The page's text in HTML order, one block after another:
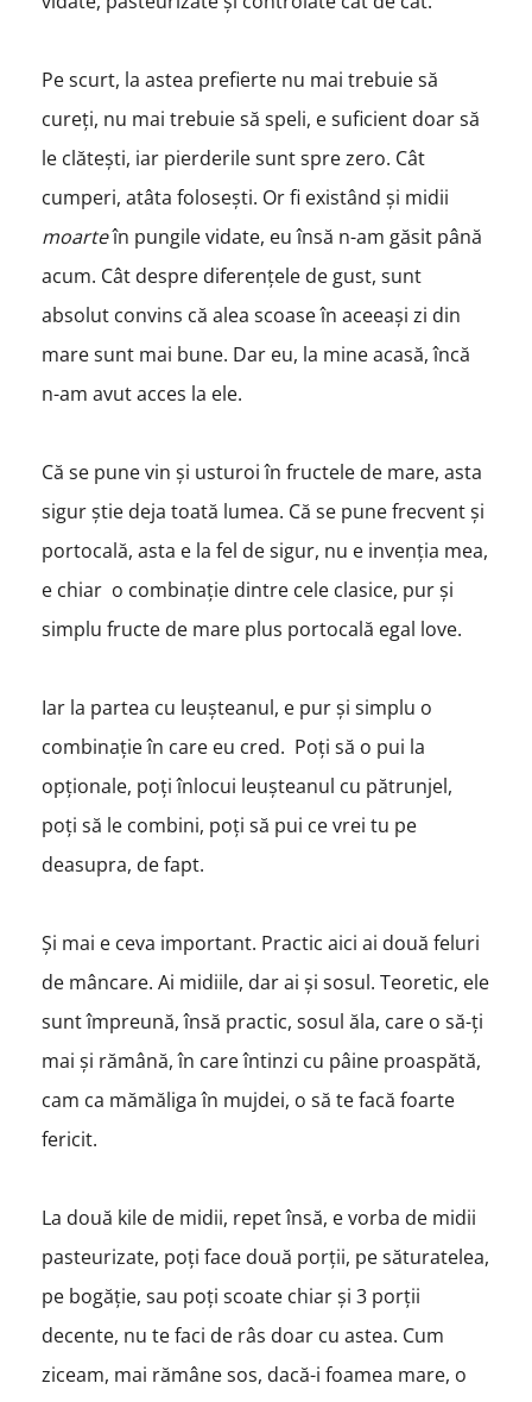
Pe scurt, la astea prefierte nu mai trebuie să
cureți, nu mai trebuie să speli, e suficient doar să
le clătești, iar pierderile sunt spre zero. Cât
cumperi, atâta folosești. Or fi existând și midii
moarteîn pungile vidate, eu însă n-am găsit până
acum. Cât despre diferențele de gust, sunt
absolut convins că alea scoase în aceeași zi din
mare sunt mai bune. Dar eu, la mine acasă, încă
n-am avut acces la ele.
Că se pune vin și usturoi în fructele de mare, asta
sigur știe deja toată lumea. Că se pune frecvent și
portocală, asta e la fel de sigur, nu e invenția mea,
e chiar o combinație dintre cele clasice, pur și
simplu fructe de mare plus portocală egal love.
Iar la partea cu leușteanul, e pur și simplu o
combinație în care eu cred. Poți să o pui la
opționale, poți înlocui leușteanul cu pătrunjel,
poți să le combini, poți să pui ce vrei tu pe
deasupra, de fapt.
Și mai e ceva important. Practic aici ai două feluri
de mâncare. Ai midiile, dar ai și sosul. Teoretic, ele
sunt împreună, însă practic, sosul ăla, care o să-ți
mai și rămână, în care întinzi cu pâine proaspătă,
cam ca mămăliga în mujdei, o să te facă foarte
fericit.
La două kile de midii, repet însă, e vorba de midii
pasteurizate, poți face două porții, pe săturatelea,
pe bogăție, sau poți scoate chiar și 3 porții
decente, nu te faci de râs doar cu astea. Cum
ziceam, mai rămâne sos, dacă-i foamea mare, o